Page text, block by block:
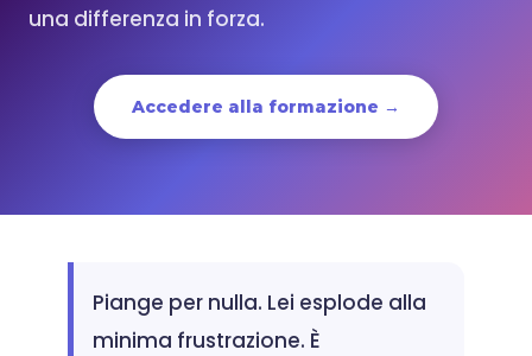
una differenza in forza.
Accedere alla formazione →
Piange per nulla. Lei esplode alla
minima frustrazione. È